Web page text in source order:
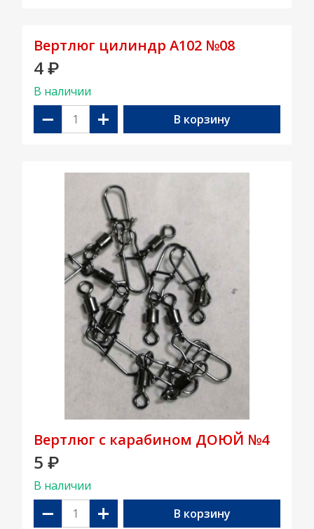
Вертлюг цилиндр А102 №08
4 ₽
В наличии
− + В корзину
Вертлюг с карабином ДОЮЙ №4
5 ₽
В наличии
− + В корзину